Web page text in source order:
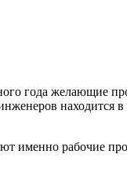
года желающие
находится
именно рабочие